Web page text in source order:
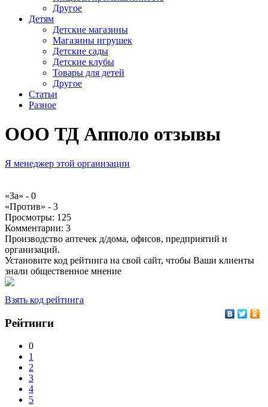
Другое
Детям
Детские магазины
Магазины игрушек
Детские сады
Детские клубы
Товары для детей
Другое
Статьи
Разное
ООО ТД Апполо отзывы
Я менеджер этой организации
«За» - 0
«Против» - 3
Просмотры: 125
Комментарии: 3
Производство аптечек д/дома, офисов, предприятий и
организаций.
Установите код рейтинга на свой сайт, чтобы Ваши клиенты
знали общественное мнение
Взять код рейтинга
Рейтинги
0
1
2
3
4
5